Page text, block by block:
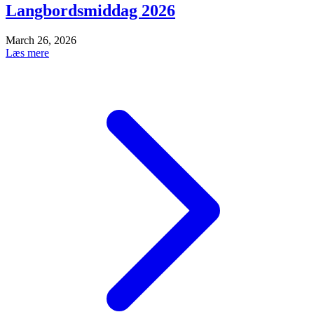
Langbordsmiddag 2026
March 26, 2026
Læs mere